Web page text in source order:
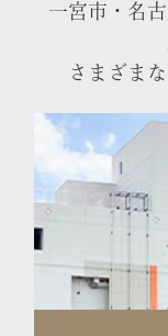
一宮市・名
さまざま